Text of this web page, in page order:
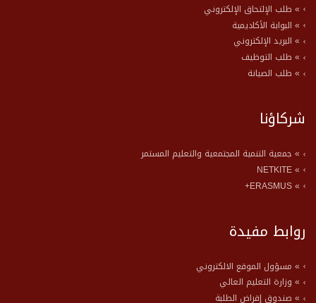
» طلب الإلتحاق الإلكتروني
» البوابة الأكاديمية
» البريد الإلكتروني
» طلب التوظيف
» طلب الصيانة
شركاؤنا
» جمعية التنمية المجتمعية والتعليم المستمر
» NETKITE
» ERASMUS+
روابط مفيدة
» مسؤول الموقع الالكتروني
» وزارة التعليم العالي
» صندوق إقراض الطلبة